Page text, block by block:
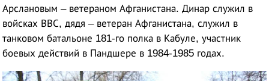
Арслановым – ветераном Афганистана. Динар служил в
войсках ВВС, дядя – ветеран Афганистана, служил в
танковом батальоне 181-го полка в Кабуле, участник
боевых действий в Пандшере в 1984-1985 годах.